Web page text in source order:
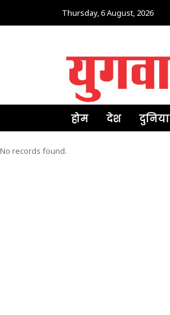
Thursday, 6 August, 2026
होम देश दुनिया
No records found.